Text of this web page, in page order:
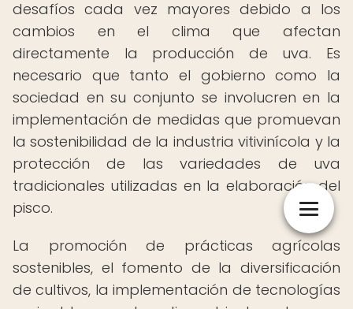
desafíos cada vez mayores debido a los
cambios en el clima que afectan
directamente la producción de uva. Es
necesario que tanto el gobierno como la
sociedad en su conjunto se involucren en la
implementación de medidas que promuevan
la sostenibilidad de la industria vitivinícola y la
protección de las variedades de uva
tradicionales utilizadas en la elaboración del
pisco.
La promoción de prácticas agrícolas
sostenibles, el fomento de la diversificación
de cultivos, la implementación de tecnologías